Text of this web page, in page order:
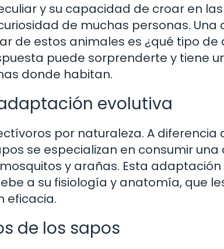
y su capacidad de croar en
de muchas personas. Una
de estos animales es ¿qué tipo de
puede sorprenderte y tiene
donde habitan.
evolutiva
por naturaleza. A diferencia
se especializan en consumir
y arañas. Esta
a su fisiología y anatomía, que
eficacia.
de los sapos